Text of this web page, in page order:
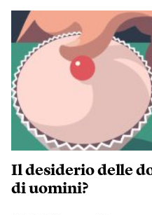
Il desiderio delle
di uomini?